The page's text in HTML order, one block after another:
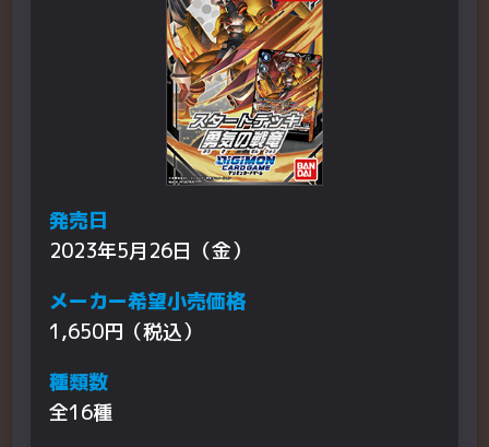
発売日
2023年5月26日（金）
メーカー希望小売価格
1,650円（税込）
種類数
全16種